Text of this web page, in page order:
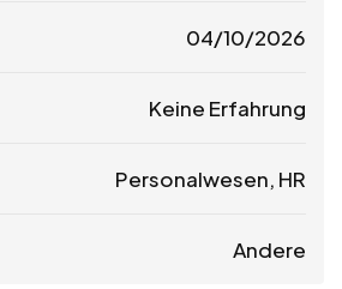
04/10/2026
Keine Erfahrung
Personalwesen, HR
Andere